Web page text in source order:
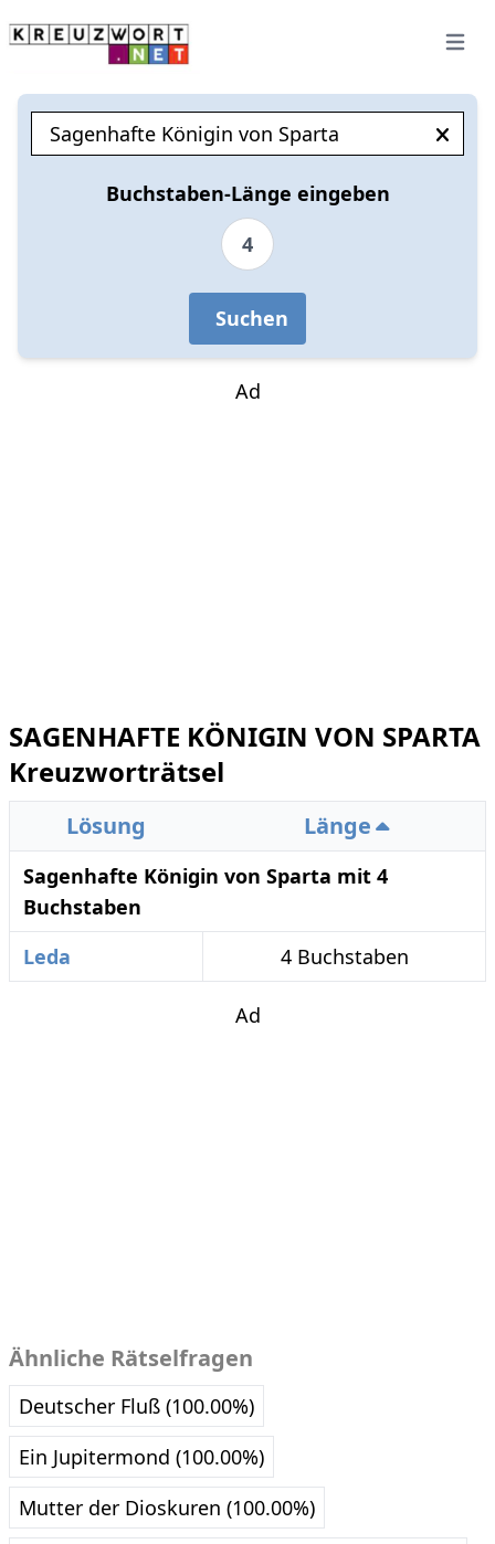
Open
Buchstaben-Länge eingeben
4
Suchen
Ad
SAGENHAFTE KÖNIGIN VON SPARTA
Kreuzworträtsel
Lösung Länge
Sagenhafte Königin von Sparta mit 4
Buchstaben
Leda
4 Buchstaben
Ad
Ähnliche Rätselfragen
Deutscher Fluß (100.00%)
Ein Jupitermond (100.00%)
Mutter der Dioskuren (100.00%)